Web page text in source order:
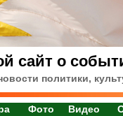
сайт о
политики,
Фото Видео